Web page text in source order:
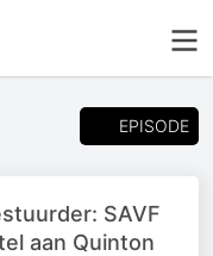
EPISODE
SAVF
aan Quinton